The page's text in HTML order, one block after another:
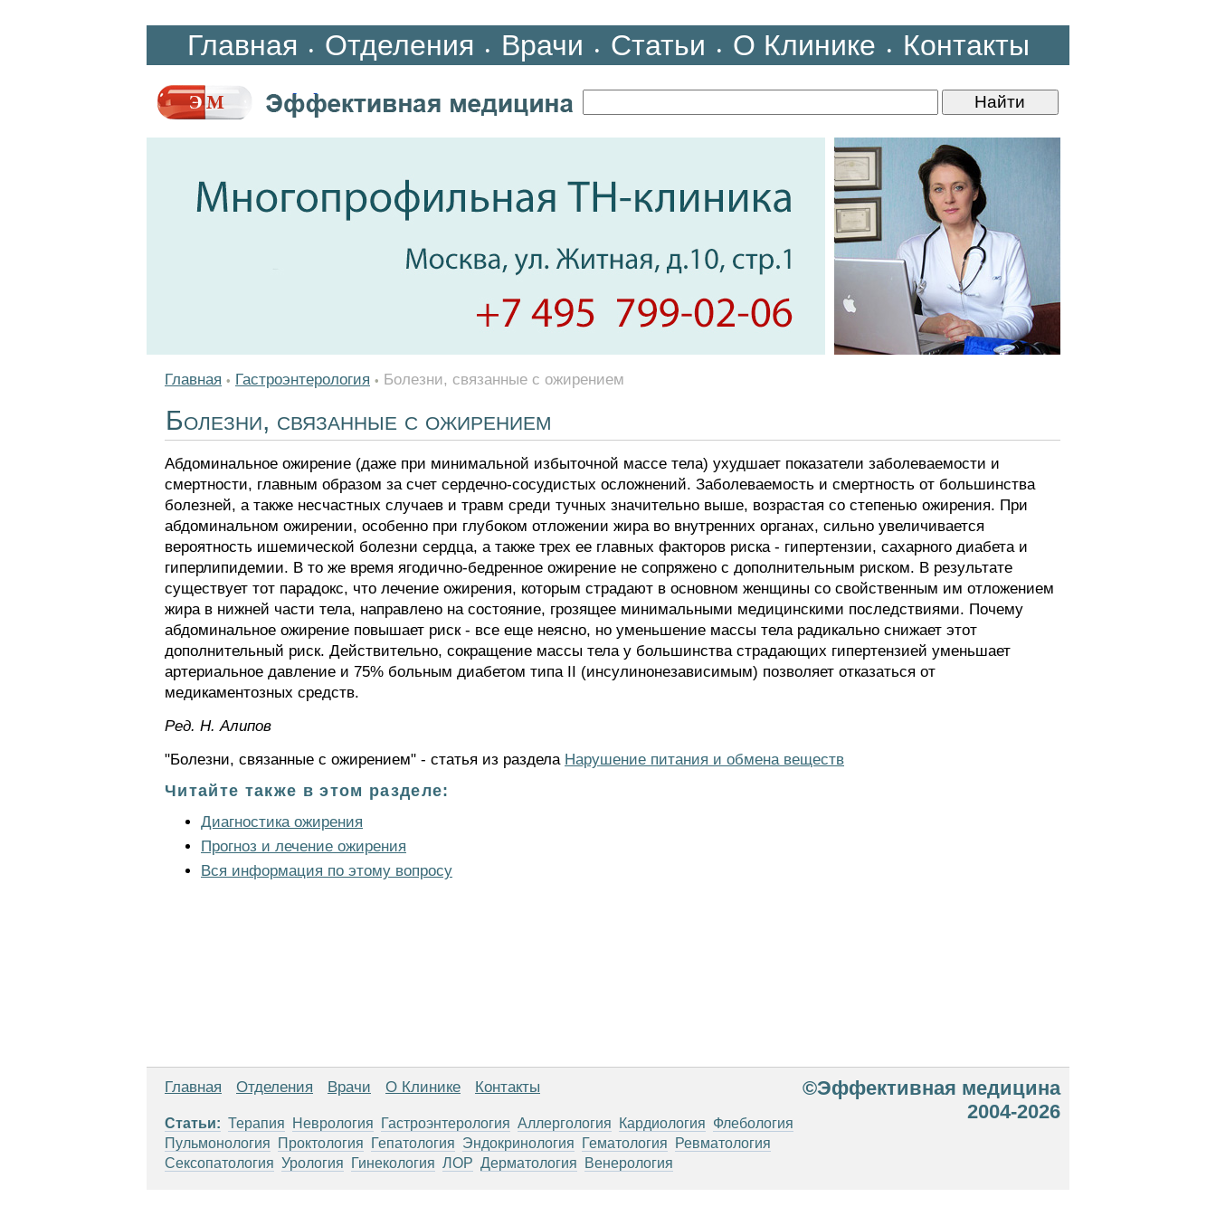
Главная • Отделения • Врачи • Статьи • О Клинике • Контакты
Главная • Гастроэнтерология • Болезни, связанные с ожирением
Болезни, связанные с ожирением
Абдоминальное ожирение (даже при минимальной избыточной массе тела) ухудшает показатели заболеваемости и
смертности, главным образом за счет сердечно-сосудистых осложнений. Заболеваемость и смертность от большинства
болезней, а также несчастных случаев и травм среди тучных значительно выше, возрастая со степенью ожирения. При
абдоминальном ожирении, особенно при глубоком отложении жира во внутренних органах, сильно увеличивается
вероятность ишемической болезни сердца, а также трех ее главных факторов риска - гипертензии, сахарного диабета и
гиперлипидемии. В то же время ягодично-бедренное ожирение не сопряжено с дополнительным риском. В результате
существует тот парадокс, что лечение ожирения, которым страдают в основном женщины со свойственным им отложением
жира в нижней части тела, направлено на состояние, грозящее минимальными медицинскими последствиями. Почему
абдоминальное ожирение повышает риск - все еще неясно, но уменьшение массы тела радикально снижает этот
дополнительный риск. Действительно, сокращение массы тела у большинства страдающих гипертензией уменьшает
артериальное давление и 75% больным диабетом типа II (инсулинонезависимым) позволяет отказаться от
медикаментозных средств.
Ред. Н. Алипов
"Болезни, связанные с ожирением" - статья из раздела Нарушение питания и обмена веществ
Читайте также в этом разделе:
Диагностика ожирения
Прогноз и лечение ожирения
Вся информация по этому вопросу
Главная Отделения Врачи О Клинике Контакты
Статьи: Терапия Неврология Гастроэнтерология Аллергология Кардиология Флебология
Пульмонология
Проктология Гепатология Эндокринология Гематология
Ревматология
Сексопатология Урология Гинекология ЛОР Дерматология Венерология
©Эффективная медицина
2004-2026